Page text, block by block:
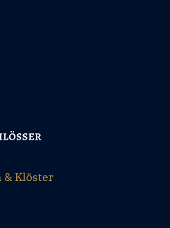
& Klöster